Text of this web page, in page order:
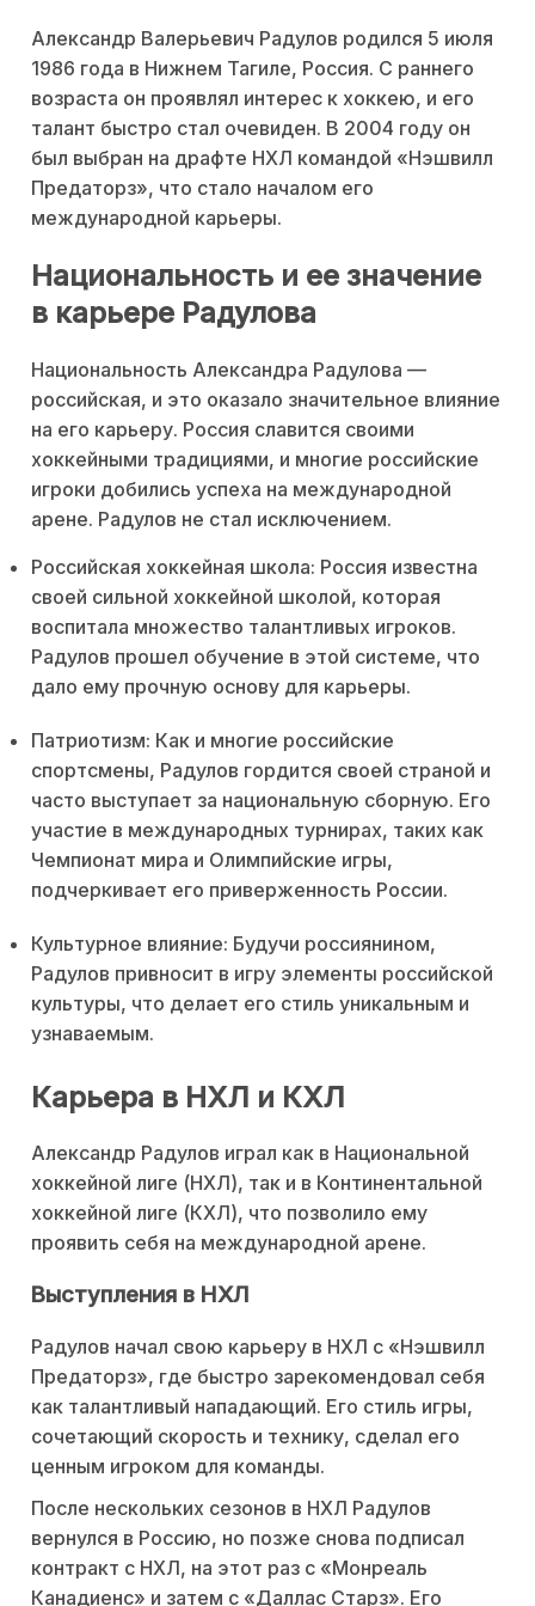
Александр Валерьевич Радулов родился 5 июля
1986 года в Нижнем Тагиле, Россия. С раннего
возраста он проявлял интерес к хоккею, и его
талант быстро стал очевиден. В 2004 году он
был выбран на драфте НХЛ командой «Нэшвилл
Предаторз», что стало началом его
международной карьеры.
Национальность и ее значение
в карьере Радулова
Национальность Александра Радулова —
российская, и это оказало значительное влияние
на его карьеру. Россия славится своими
хоккейными традициями, и многие российские
игроки добились успеха на международной
арене. Радулов не стал исключением.
Российская хоккейная школа: Россия известна
своей сильной хоккейной школой, которая
воспитала множество талантливых игроков.
Радулов прошел обучение в этой системе, что
дало ему прочную основу для карьеры.
Патриотизм: Как и многие российские
спортсмены, Радулов гордится своей страной и
часто выступает за национальную сборную. Его
участие в международных турнирах, таких как
Чемпионат мира и Олимпийские игры,
подчеркивает его приверженность России.
Культурное влияние: Будучи россиянином,
Радулов привносит в игру элементы российской
культуры, что делает его стиль уникальным и
узнаваемым.
Карьера в НХЛ и КХЛ
Александр Радулов играл как в Национальной
хоккейной лиге (НХЛ), так и в Континентальной
хоккейной лиге (КХЛ), что позволило ему
проявить себя на международной арене.
Выступления в НХЛ
Радулов начал свою карьеру в НХЛ с «Нэшвилл
Предаторз», где быстро зарекомендовал себя
как талантливый нападающий. Его стиль игры,
сочетающий скорость и технику, сделал его
ценным игроком для команды.
После нескольких сезонов в НХЛ Радулов
вернулся в Россию, но позже снова подписал
контракт с НХЛ, на этот раз с «Монреаль
Канадиенс» и затем с «Даллас Старз». Его